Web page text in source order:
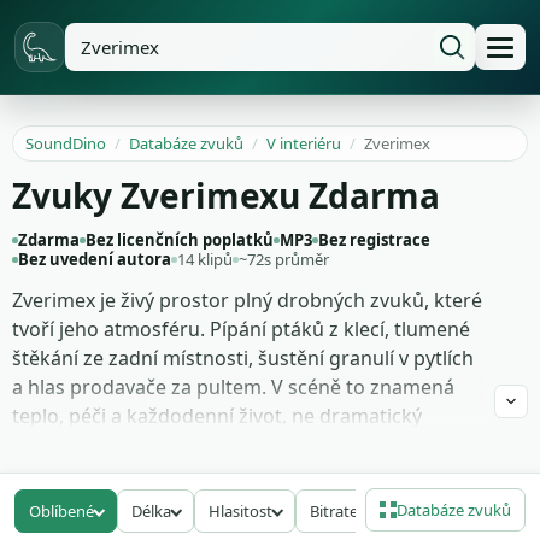
SoundDino / Databáze zvuků / V interiéru / Zverimex
Zvuky Zverimexu Zdarma
Zdarma Bez licenčních poplatků MP3 Bez registrace
Bez uvedení autora 14 klipů ~72s průměr
Zverimex je živý prostor plný drobných zvuků, které
tvoří jeho atmosféru. Pípání ptáků z klecí, tlumené
štěkání ze zadní místnosti, šustění granulí v pytlích
a hlas prodavače za pultem. V scéně to znamená
teplo, péči a každodenní život, ne dramatický
mazlíčka, v krátkém filmu nebo v podcastu o
chovatelství.
Oblíbené Délka Hlasitost Bitrate Databáze zvuků